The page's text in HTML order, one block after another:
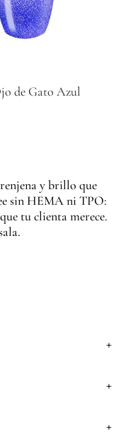
de Gato Azul
y brillo que
sin HEMA ni TPO:
tu clienta merece.
+
+
+